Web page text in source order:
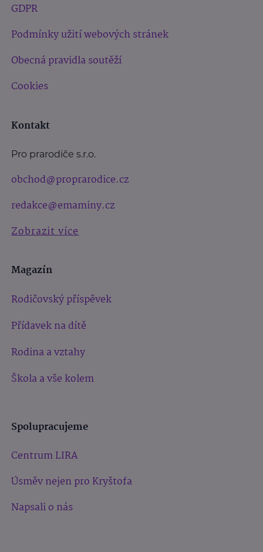
GDPR
Podmínky užití webových stránek
Obecná pravidla soutěží
Cookies
Kontakt
Pro prarodiče s.r.o.
obchod@proprarodice.cz
redakce@emaminy.cz
Zobrazit více
Magazín
Rodičovský příspěvek
Přídavek na dítě
Rodina a vztahy
Škola a vše kolem
Spolupracujeme
Centrum LIRA
Úsměv nejen pro Kryštofa
Napsali o nás